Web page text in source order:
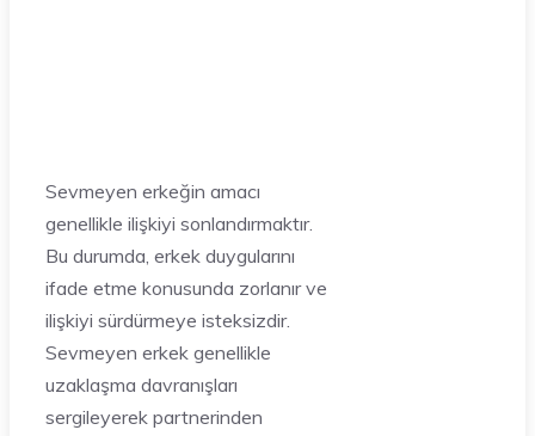
Sevmeyen erkeğin amacı
genellikle ilişkiyi sonlandırmaktır.
Bu durumda, erkek duygularını
ifade etme konusunda zorlanır ve
ilişkiyi sürdürmeye isteksizdir.
Sevmeyen erkek genellikle
uzaklaşma davranışları
sergileyerek partnerinden